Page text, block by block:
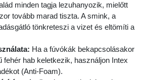
minden tagja lezuhanyozik, mielőtt
tovább marad tiszta. A smink, a
tönkreteszi a vizet és eltömíti a
Ha a fúvókák bekapcsolásakor
fehér hab keletkezik, használjon Intex
(Anti-Foam).